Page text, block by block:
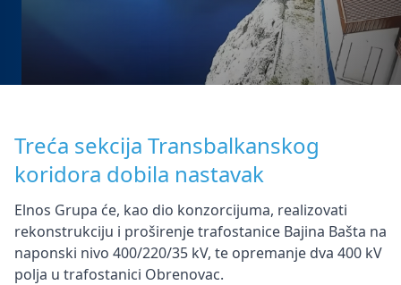
Treća sekcija Transbalkanskog
koridora dobila nastavak
Elnos Grupa će, kao dio konzorcijuma, realizovati
rekonstrukciju i proširenje trafostanice Bajina Bašta na
naponski nivo 400/220/35 kV, te opremanje dva 400 kV
polja u trafostanici Obrenovac.